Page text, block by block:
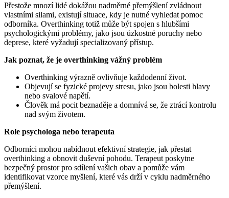
Přestože mnozí lidé dokážou nadměrné přemýšlení zvládnout
vlastními silami, existují situace, kdy je nutné vyhledat pomoc
odborníka. Overthinking totiž může být spojen s hlubšími
psychologickými problémy, jako jsou úzkostné poruchy nebo
deprese, které vyžadují specializovaný přístup.
Jak poznat, že je overthinking vážný problém
Overthinking výrazně ovlivňuje každodenní život.
Objevují se fyzické projevy stresu, jako jsou bolesti hlavy
nebo svalové napětí.
Člověk má pocit beznaděje a domnívá se, že ztrácí kontrolu
nad svým životem.
Role psychologa nebo terapeuta
Odborníci mohou nabídnout efektivní strategie, jak přestat
overthinking a obnovit duševní pohodu. Terapeut poskytne
bezpečný prostor pro sdílení vašich obav a pomůže vám
identifikovat vzorce myšlení, které vás drží v cyklu nadměrného
přemýšlení.